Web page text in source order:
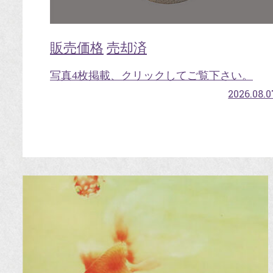
販売価格 売却済
写真4枚掲載、クリックしてご覧下さい。